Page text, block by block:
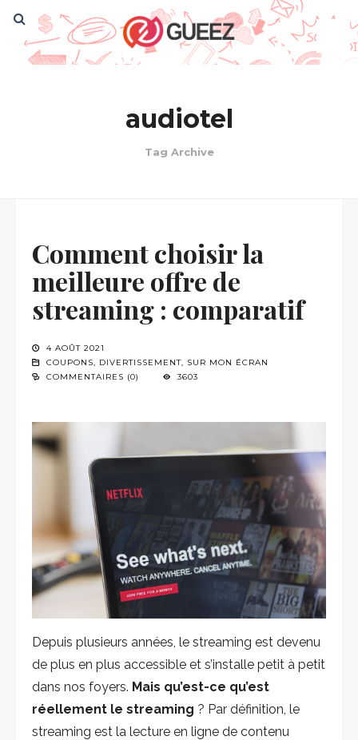
audiotel
Tag Archive
Comment choisir la
meilleure offre de
streaming : comparatif
4 AOÛT 2021
COUPONS, DIVERTISSEMENT, SUR MON ÉCRAN
COMMENTAIRES (0)
3603
Depuis plusieurs années, le streaming est devenu
de plus en plus accessible et s’installe petit à petit
dans nos foyers. Mais qu’est-ce qu’est
réellement le streaming ? Par définition, le
streaming est la lecture en ligne de contenu